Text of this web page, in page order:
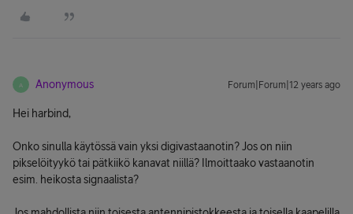
A Anonymous Forum|Forum|12 years ago
Hei harbind,
Onko sinulla käytössä vain yksi digivastaanotin? Jos on niin
pikselöityykö tai pätkiikö kanavat niillä? Ilmoittaako vastaanotin
esim. heikosta signaalista?